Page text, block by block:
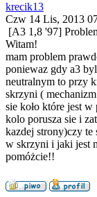
krecik13
Czw 14 Lis, 2013
[A3 1,8 '97]
Witam!
mam problem
poniewaz gdy a3
neutralnym to przy
skrzyni (
sie koło które jest
kolo porusza sie i
kazdej strony)czy te
w skrzyni i jaki jest
pomóżcie!!